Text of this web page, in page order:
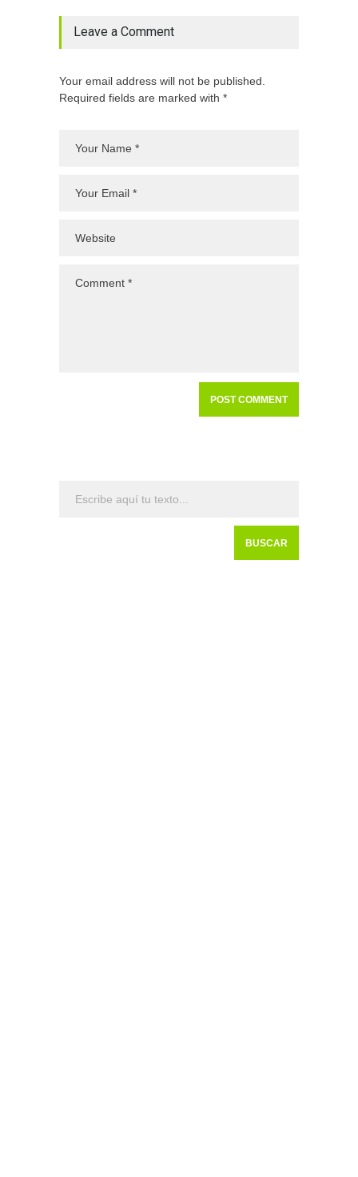
Leave a Comment
Your email address will not be published.
Required fields are marked with *